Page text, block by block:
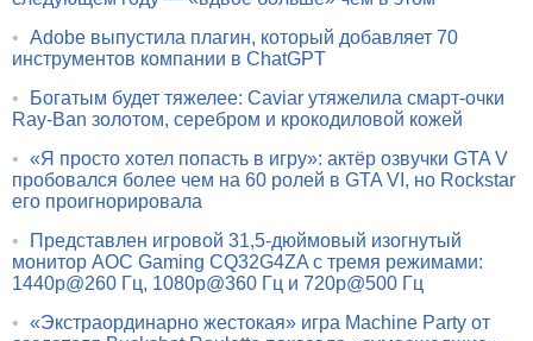
• Adobe выпустила плагин, который добавляет 70
инструментов компании в ChatGPT
•
Богатым будет тяжелее: Caviar утяжелила смарт-очки
Ray-Ban золотом, серебром и крокодиловой кожей
• «Я просто хотел попасть в игру»: актёр озвучки GTA V
пробовался более чем на 60 ролей в GTA VI, но Rockstar
его проигнорировала
•
Представлен игровой 31,5-дюймовый изогнутый
монитор AOC Gaming CQ32G4ZA с тремя режимами:
1440p@260 Гц, 1080p@360 Гц и 720p@500 Гц
• «Экстраординарно жестокая» игра Machine Party от